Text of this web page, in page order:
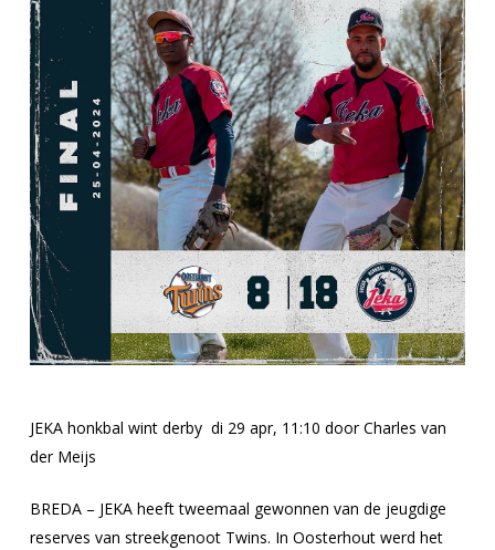
JEKA honkbal wint derby di 29 apr, 11:10 door Charles van
der Meijs
BREDA – JEKA heeft tweemaal gewonnen van de jeugdige
reserves van streekgenoot Twins. In Oosterhout werd het